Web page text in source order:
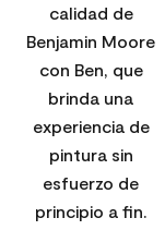
calidad de
Benjamin Moore
con Ben, que
brinda una
experiencia de
pintura sin
esfuerzo de
principio a fin.